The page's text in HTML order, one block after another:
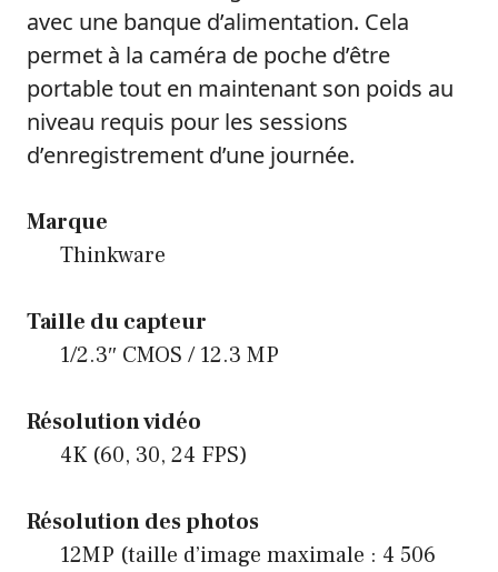
avec une banque d’alimentation. Cela
permet à la caméra de poche d’être
portable tout en maintenant son poids au
niveau requis pour les sessions
d’enregistrement d’une journée.
Marque
Thinkware
Taille du capteur
1/2.3″ CMOS / 12.3 MP
Résolution vidéo
4K (60, 30, 24 FPS)
Résolution des photos
12MP (taille d’image maximale : 4 506